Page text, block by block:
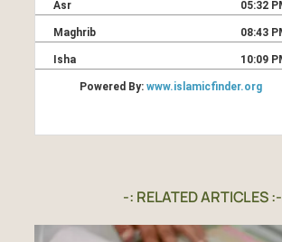
-: RELATED ARTICLES :-